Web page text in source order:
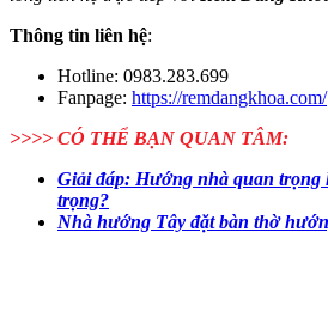
Thông tin liên hệ:
Hotline: 0983.283.699
Fanpage: https://remdangkhoa.com/
>>>> CÓ THỂ BẠN QUAN TÂM:
Giải đáp: Hướng nhà quan trọng
trọng?
Nhà hướng Tây đặt bàn thờ